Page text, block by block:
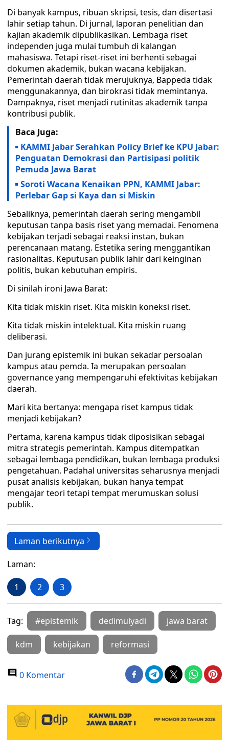
Di banyak kampus, ribuan skripsi, tesis, dan disertasi
lahir setiap tahun. Di jurnal, laporan penelitian dan
kajian akademik dipublikasikan. Lembaga riset
independen juga mulai tumbuh di kalangan
mahasiswa. Tetapi riset-riset ini berhenti sebagai
dokumen akademik, bukan wacana kebijakan.
Pemerintah daerah tidak merujuknya, Bappeda tidak
menggunakannya, dan birokrasi tidak memintanya.
Dampaknya, riset menjadi rutinitas akademik tanpa
kontribusi publik.
Baca Juga:
KAMMI Jabar Serahkan Policy Brief ke KPU Jabar:
Penguatan Demokrasi dan Partisipasi politik
Pemuda Jawa Barat
Soroti Wacana Kenaikan PPN, KAMMI Jabar:
Perlebar Gap si Kaya dan si Miskin
Sebaliknya, pemerintah daerah sering mengambil
keputusan tanpa basis riset yang memadai. Fenomena
kebijakan terjadi sebagai reaksi instan, bukan
perencanaan matang. Estetika sering menggantikan
rasionalitas. Keputusan publik lahir dari keinginan
politis, bukan kebutuhan empiris.
Di sinilah ironi Jawa Barat:
Kita tidak miskin riset. Kita miskin koneksi riset.
Kita tidak miskin intelektual. Kita miskin ruang
deliberasi.
Dan jurang epistemik ini bukan sekadar persoalan
kampus atau pemda. Ia merupakan persoalan
governance yang mempengaruhi efektivitas kebijakan
daerah.
Mari kita bertanya: mengapa riset kampus tidak
menjadi kebijakan?
Pertama, karena kampus tidak diposisikan sebagai
mitra strategis pemerintah. Kampus ditempatkan
sebagai lembaga pendidikan, bukan lembaga produksi
pengetahuan. Padahal universitas seharusnya menjadi
pusat analisis kebijakan, bukan hanya tempat
mengajar teori tetapi tempat merumuskan solusi
publik.
Laman berikutnya
Laman:
1 2 3
Tag: #epistemik dedimulyadi jawa barat
kdm kebijakan reformasi
0 Komentar